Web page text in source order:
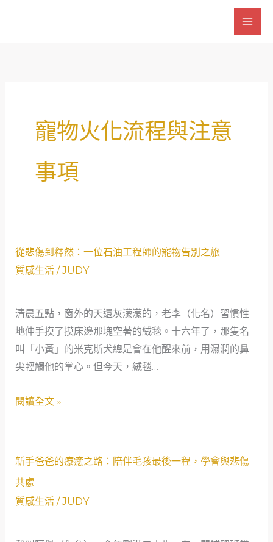
寵物火化流程與注意
事項
從悲傷到釋然：一位石油工程師的寵物告別之旅
質感生活/JUDY
清晨五點，窗外的天還灰濛濛的，老李（化名）習慣性
地伸手摸了摸床邊那塊空著的絨毯。十六年了，那隻名
叫「小黃」的米克斯犬總是會在他醒來前，用濕潤的鼻
尖輕觸他的掌心。但今天，絨毯…
從
悲
釋
然：
一
位
油
師
的
寵
閱讀全文 »
新手爸爸的療癒之路：陪伴毛孩最後一程，學會與悲傷
共處
質感生活/JUDY
新
爸